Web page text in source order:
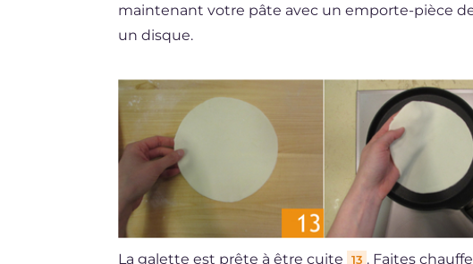
maintenant votre pâte avec un emporte-pièce
un disque.
La galette est prête à être cuite 13 . Faites